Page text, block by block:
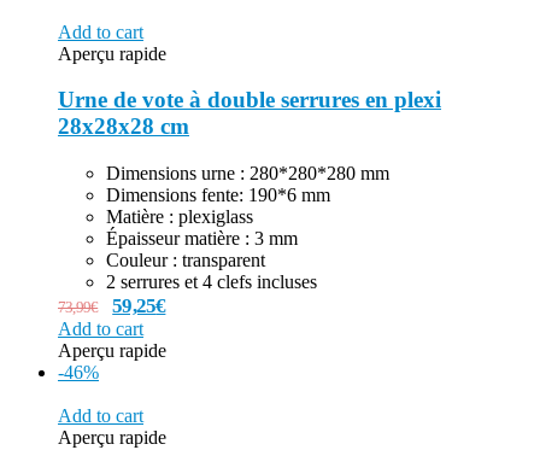
Add to cart
Aperçu rapide
Urne de vote à double serrures en plexi
28x28x28 cm
Dimensions urne : 280*280*280 mm
Dimensions fente: 190*6 mm
Matière : plexiglass
Épaisseur matière : 3 mm
Couleur : transparent
2 serrures et 4 clefs incluses
73,99€ 59,25€
Add to cart
Aperçu rapide
-46%
Add to cart
Aperçu rapide